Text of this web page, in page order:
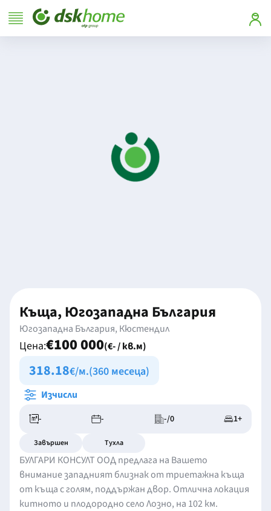
Къща, Югозападна България
Югозападна България, Кюстендил
Цена:€100 000(€- / кв.м)
318.18€/м.(360 месеца)
Изчисли
- - -/0 1+
Завършен Тухла
БУЛГАРИ КОНСУЛТ ООД предлага на Вашето
внимание западният близнак от триетажна къща
от къща с голям, поддържан двор. Отлична локация
китното и плодородно село Лозно, на 102 км.